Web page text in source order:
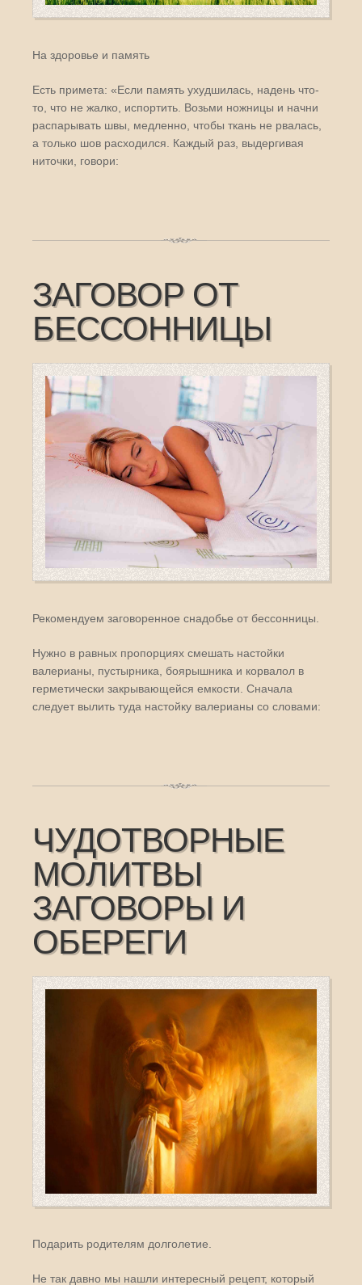
На здоровье и память
Есть примета: «Если память ухудшилась, надень что-
то, что не жалко, испортить. Возьми ножницы и начни
распарывать швы, медленно, чтобы ткань не рвалась,
а только шов расходился. Каждый раз, выдергивая
ниточки, говори:
ЗАГОВОР ОТ
БЕССОННИЦЫ
Рекомендуем заговоренное снадобье от бессонницы.
Нужно в равных пропорциях смешать настойки
валерианы, пустырника, боярышника и корвалол в
герметически закрывающейся емкости. Сначала
следует вылить туда настойку валерианы со словами:
ЧУДОТВОРНЫЕ
МОЛИТВЫ
ЗАГОВОРЫ И
ОБЕРЕГИ
Подарить родителям долголетие.
Не так давно мы нашли интересный рецепт, который